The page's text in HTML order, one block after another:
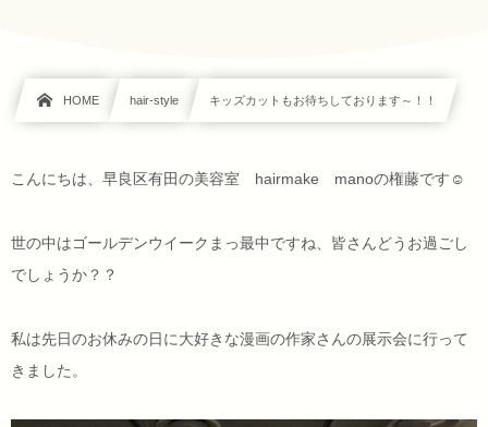
HOME hair-style キッズカットもお待ちしております～！！
こんにちは、早良区有田の美容室 hairmake manoの権藤です☺
世の中はゴールデンウイークまっ最中ですね、皆さんどうお過ごし
でしょうか？？
私は先日のお休みの日に大好きな漫画の作家さんの展示会に行って
きました。